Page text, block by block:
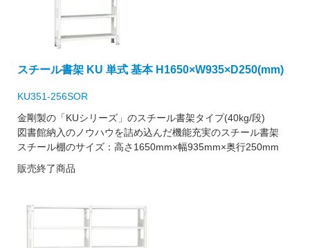
スチール書架 KU 単式 基本 H1650×W935×D250(mm)
KU351-256SOR
金剛製の「KUシリーズ」のスチール書架タイプ(40kg/段)
図書館納入のノウハウを詰め込んだ機能充実のスチール書架
スチール棚のサイズ：高さ1650mm×幅935mm×奥行250mm
販売終了商品